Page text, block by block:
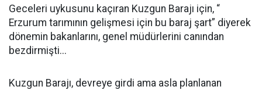
Geceleri uykusunu kaçıran Kuzgun Barajı için, “
Erzurum tarımının gelişmesi için bu baraj şart” diyerek
dönemin bakanlarını, genel müdürlerini canından
bezdirmişti...
Kuzgun Barajı, devreye girdi ama asla planlanan